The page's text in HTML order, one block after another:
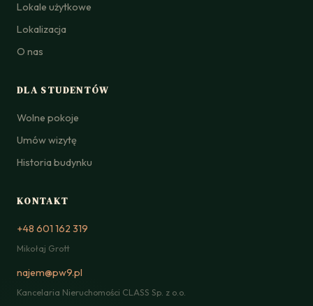
Lokale użytkowe
Lokalizacja
O nas
DLA STUDENTÓW
Wolne pokoje
Umów wizytę
Historia budynku
KONTAKT
+48 601 162 319
Mikołaj Grott
najem@pw9.pl
Kancelaria Nieruchomości CLASS Sp. z o.o.